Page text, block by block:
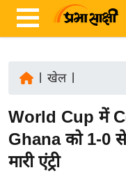
ज़ा
ख
र
खेल|
World Cup में
Ghana को 1-0
मारी एंट्री